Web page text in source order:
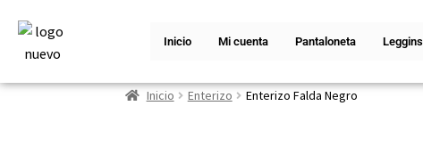
Inicio Mi cuenta Pantaloneta Leggins
Inicio Enterizo Enterizo Falda Negro